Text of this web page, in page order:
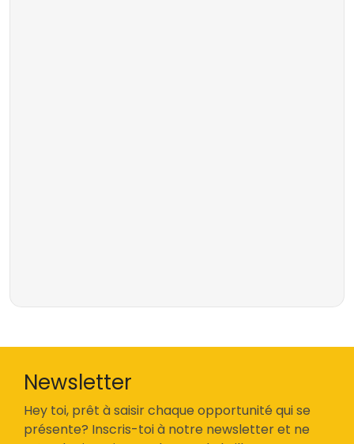
Newsletter
Hey toi, prêt à saisir chaque opportunité qui se
présente? Inscris-toi à notre newsletter et ne